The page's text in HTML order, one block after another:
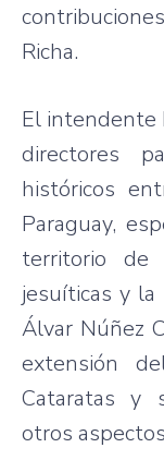
Richa.
El intendente
directores
históricos
Paraguay,
territorio de
jesuíticas y
Álvar Núñez
extensión
Cataratas y
otros